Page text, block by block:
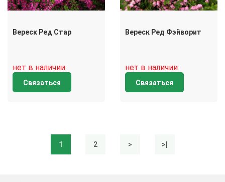
Вереск Ред Стар
нет в наличии
Связаться
Вереск Ред Фэйворит
нет в наличии
Связаться
1 2 > >|